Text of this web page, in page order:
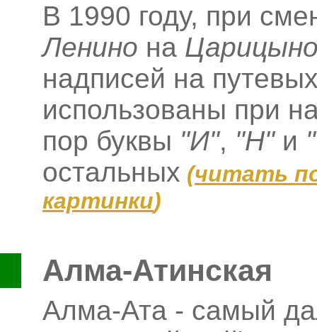
В 1990 году, при
Ленино на
надписей на
использованы при
пор буквы "И", "Н"и
остальных (читать
картинки)
Алма-Атинская
Алма-Ата - самый